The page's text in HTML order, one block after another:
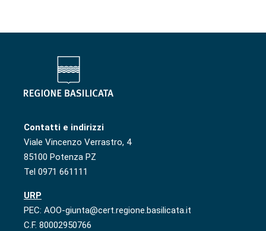
Contatti e indirizzi
Viale Vincenzo Verrastro, 4
85100 Potenza PZ
Tel 0971 661111
URP
PEC: AOO-giunta@cert.regione.basilicata.it
C.F. 80002950766